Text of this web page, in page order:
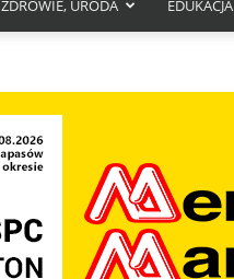
ZDROWIE, URODA EDUKACJA